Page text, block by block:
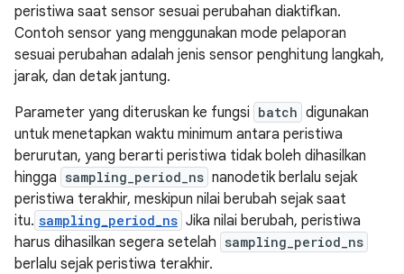
peristiwa saat sensor sesuai perubahan diaktifkan.
Contoh sensor yang menggunakan mode pelaporan
sesuai perubahan adalah jenis sensor penghitung langkah,
jarak, dan detak jantung.
Parameter yang diteruskan ke fungsi batch digunakan
untuk menetapkan waktu minimum antara peristiwa
berurutan, yang berarti peristiwa tidak boleh dihasilkan
hingga sampling_period_ns nanodetik berlalu sejak
peristiwa terakhir, meskipun nilai berubah sejak saat
itu. sampling_period_ns Jika nilai berubah, peristiwa
harus dihasilkan segera setelah sampling_period_ns
berlalu sejak peristiwa terakhir.